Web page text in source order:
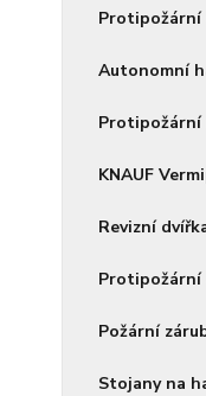
Protipožární
Autonomní
Protipožární
KNAUF
Revizní
Protipožární
Požární
Stojany na